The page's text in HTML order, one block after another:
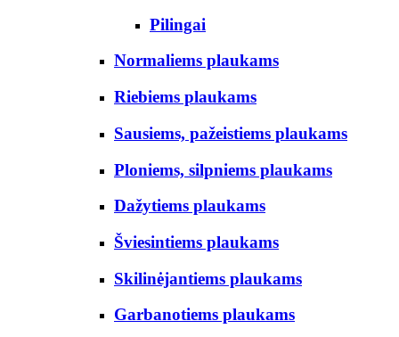
Pilingai
Normaliems plaukams
Riebiems plaukams
Sausiems, pažeistiems plaukams
Ploniems, silpniems plaukams
Dažytiems plaukams
Šviesintiems plaukams
Skilinėjantiems plaukams
Garbanotiems plaukams